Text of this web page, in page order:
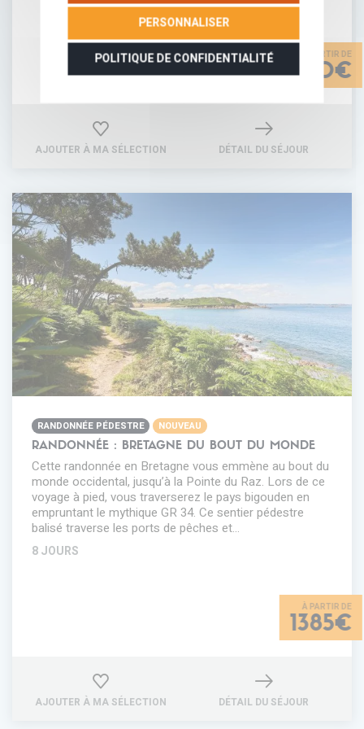
1130€
AJOUTER À MA SÉLECTION DÉTAIL DU SÉJOUR
RANDONNÉE PÉDESTRE NOUVEAU
RANDONNÉE : BRETAGNE DU BOUT DU MONDE
Cette randonnée en Bretagne vous emmène au bout du
monde occidental, jusqu’à la Pointe du Raz. Lors de ce
voyage à pied, vous traverserez le pays bigouden en
empruntant le mythique GR 34. Ce sentier pédestre
balisé traverse les ports de pêches et…
8 JOURS
1385€
AJOUTER À MA SÉLECTION DÉTAIL DU SÉJOUR
PERSONNALISER
POLITIQUE DE CONFIDENTIALITÉ